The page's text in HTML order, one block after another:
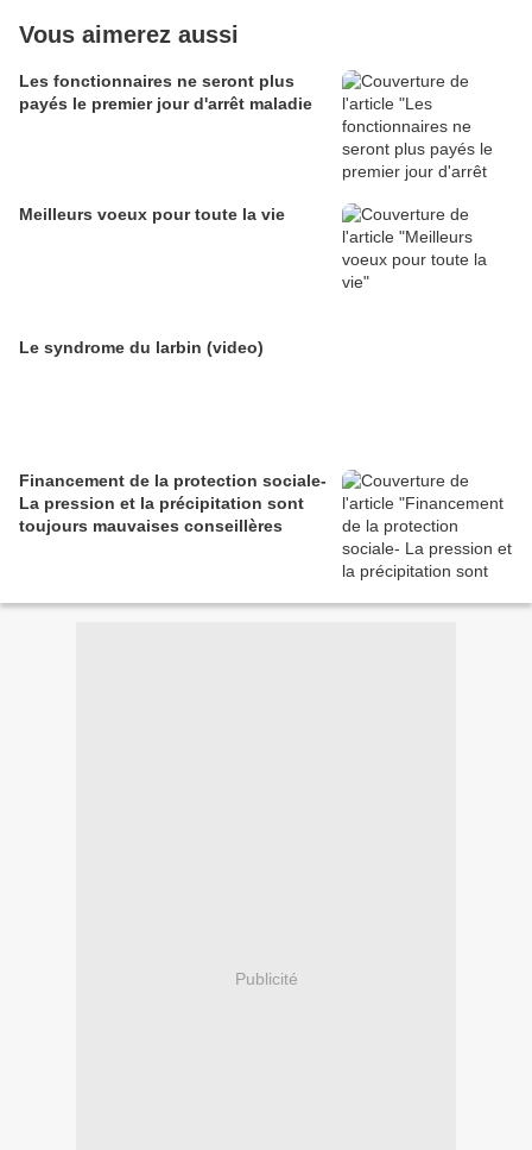
Vous aimerez aussi
Les fonctionnaires ne seront plus
payés le premier jour d'arrêt maladie
Meilleurs voeux pour toute la vie
Le syndrome du larbin (video)
Financement de la protection sociale-
La pression et la précipitation sont
toujours mauvaises conseillères
Publicité